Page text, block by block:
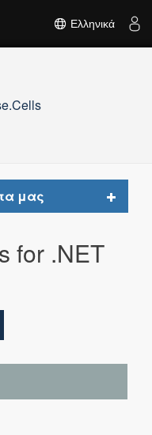
Ελληνικά
μας
Toggle
for .NET